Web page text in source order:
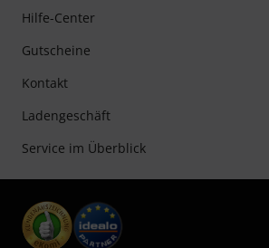
Hilfe-Center
Gutscheine
Kontakt
Ladengeschäft
Service im Überblick